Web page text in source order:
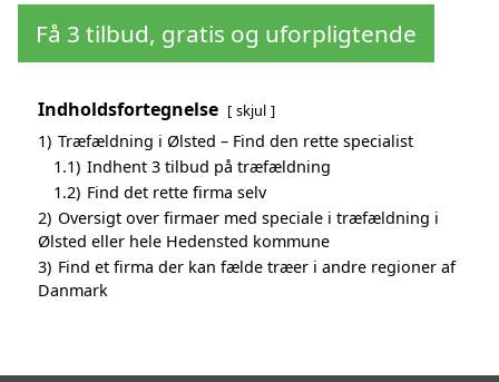
Få 3 tilbud, gratis og uforpligtende
Indholdsfortegnelse skjul
1) Træfældning i Ølsted – Find den rette specialist
1.1) Indhent 3 tilbud på træfældning
1.2) Find det rette firma selv
2) Oversigt over firmaer med speciale i træfældning i
Ølsted eller hele Hedensted kommune
3) Find et firma der kan fælde træer i andre regioner af
Danmark